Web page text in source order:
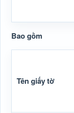
Bao gồm
Tên giấy tờ